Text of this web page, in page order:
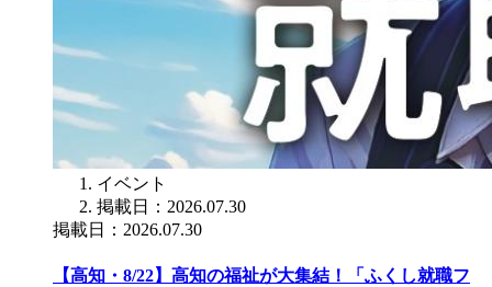
イベント
掲載日：2026.07.30
掲載日：2026.07.30
【高知・8/22】高知の福祉が大集結！「ふくし就職フ